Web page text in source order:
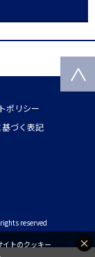
ポリシー
づく表記
reserved
トのクッキー